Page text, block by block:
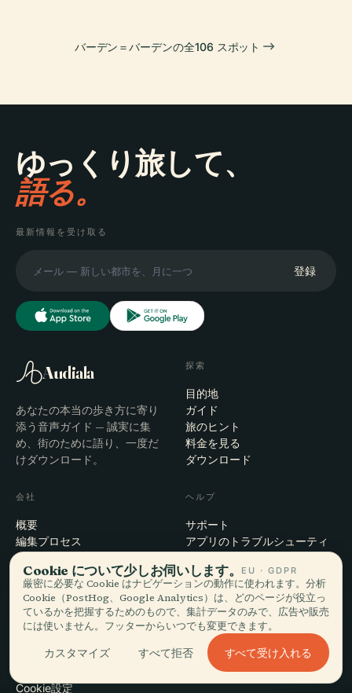
バーデン＝バーデンの全106 スポット
ゆっくり旅して、
語る。
最新情報を受け取る
登録
Audiala
あなたの本当の歩き方に寄り
添う音声ガイド — 誠実に集
め、街のために語り、一度だ
けダウンロード。
探索
目的地
ガイド
旅のヒント
料金を見る
ダウンロード
会社
概要
編集プロセス
ミッション
ヘルプ
サポート
アプリのトラブルシューティ
お問い合わせ
パートナーになる
法的事項
プライバシー
Cookie設定
Cookie について少しお伺いします。 EU · GDPR
厳密に必要な Cookie はナビゲーションの動作に使われます。分析
Cookie（PostHog、Google Analytics）は、どのページが役立っ
ているかを把握するためのもので、集計データのみで、広告や販売
には使いません。フッターからいつでも変更できます。
カスタマイズ すべて拒否 すべて受け入れる